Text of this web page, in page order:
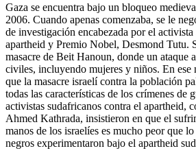
Gaza se encuentra bajo un bloqueo
2006. Cuando apenas comenzaba, se le
de investigación encabezada por el
apartheid y Premio Nobel, Desmond Tutu.
masacre de Beit Hanoun, donde un ataque
civiles, incluyendo mujeres y niños. En ese
que la masacre israelí contra la población
todas las características de los crímenes de
activistas sudafricanos contra el apartheid,
Ahmed Kathrada, insistieron en que el
manos de los israelíes es mucho peor que
negros experimentaron bajo el apartheid